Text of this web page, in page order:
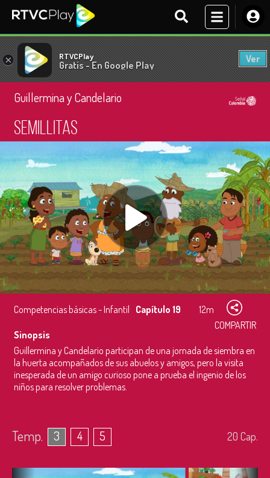
× RTVCPlay
Gratis - En Google Play
Ver
Guillermina y Candelario
Semillitas
Competencias básicas - Infantil Capítulo 19
12m
COMPARTIR
Sinopsis
Guillermina y Candelario participan de una jornada de siembra en
la huerta acompañados de sus abuelos y amigos, pero la visita
inesperada de un amigo curioso pone a prueba el ingenio de los
niños para resolver problemas.
Temp. 3 4 5 20 Cap.